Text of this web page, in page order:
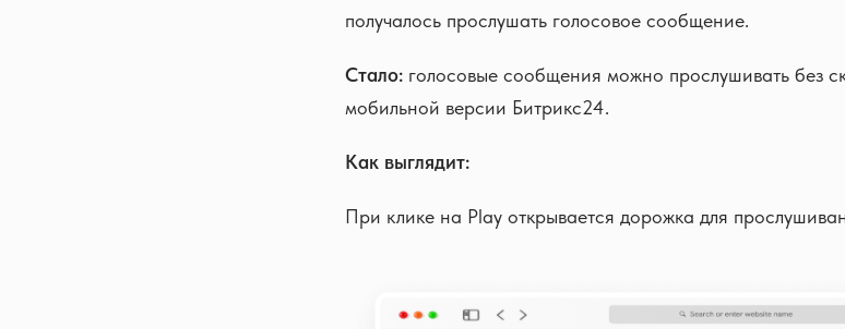
получалось прослушать голосовое сообщение.
Стало: голосовые сообщения можно прослушивать без
мобильной версии Битрикс24.
Как выглядит:
При клике на Play открывается дорожка для